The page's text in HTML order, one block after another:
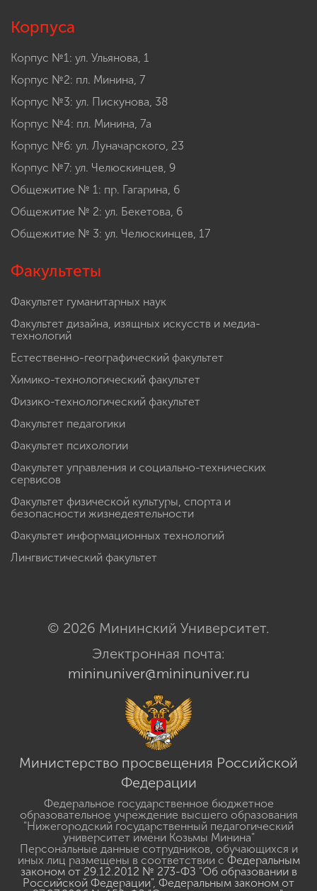
Психолого-педагогические классы
Служба психологического сопровождения
Мининского университета
Ответы на часто задаваемые вопросы
Корпуса
Корпус №1: ул. Ульянова, 1
Корпус №2: пл. Минина, 7
Корпус №3: ул. Пискунова, 38
Корпус №4: пл. Минина, 7а
Корпус №6: ул. Луначарского, 23
Корпус №7: ул. Челюскинцев, 9
Общежитие № 2: ул. Бекетова, 6
Общежитие № 3: ул. Челюскинцев, 17
Факультет гуманитарных наук
Факультет дизайна, изящных искусств и медиа-
технологий
Естественно-географический факультет
Химико-технологический факультет
Физико-технологический факультет
Факультет педагогики
Факультет психологии
Факультет управления и социально-технических
Факультет информационных технологий
Лингвистический факультет
© 2026 Мининский Университет.
Электронная почта:
mininuniver@mininuniver.ru
Министерство просвещения Российской
Федерации